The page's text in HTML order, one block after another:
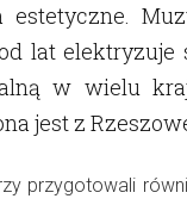
lat elektryzuje
w wielu
jest z
przygotowali